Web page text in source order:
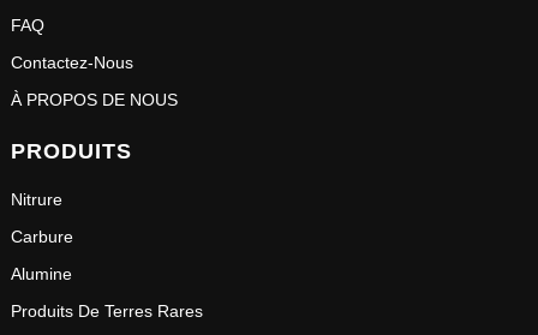
FAQ
Contactez-Nous
À PROPOS DE NOUS
PRODUITS
Nitrure
Carbure
Alumine
Produits De Terres Rares